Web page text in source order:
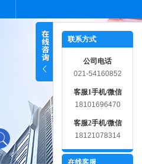
联系方式
公司电话
021-54160852
客服1手机/微信
18101696470
客服2手机/微信
18121078314
在线客服